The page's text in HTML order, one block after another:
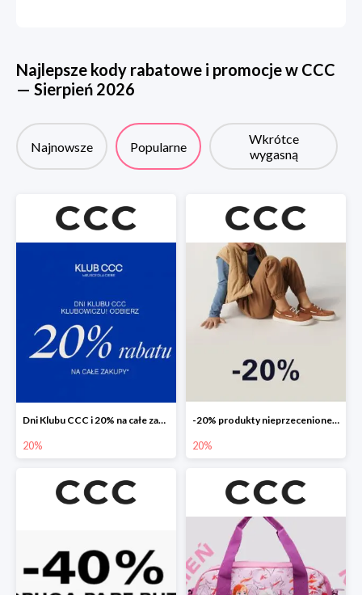
Najlepsze kody rabatowe i promocje w CCC
— Sierpień 2026
Najnowsze Popularne
Wkrótce
wygasną
Dni Klubu CCC i 20% na całe zakupy
20%
-20% produkty nieprzecenione 🌼🌷
20%